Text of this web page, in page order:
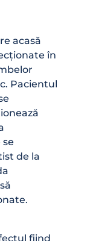
acasă
în
Pacientul
de la
fiind